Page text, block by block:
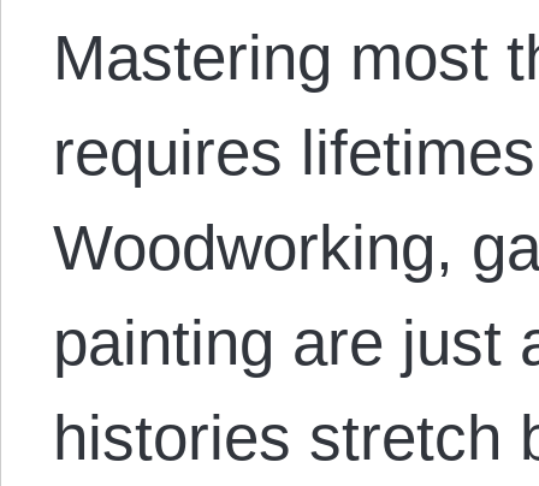
Mastering most
requires
Woodworking,
painting are just
histories stretch